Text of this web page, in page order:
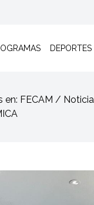
DEPORTES
en: FECAM /